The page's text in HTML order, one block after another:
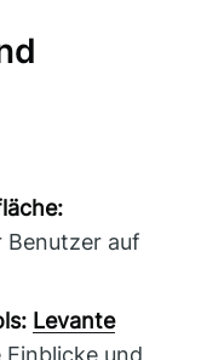
Benutzer auf
Levante
und